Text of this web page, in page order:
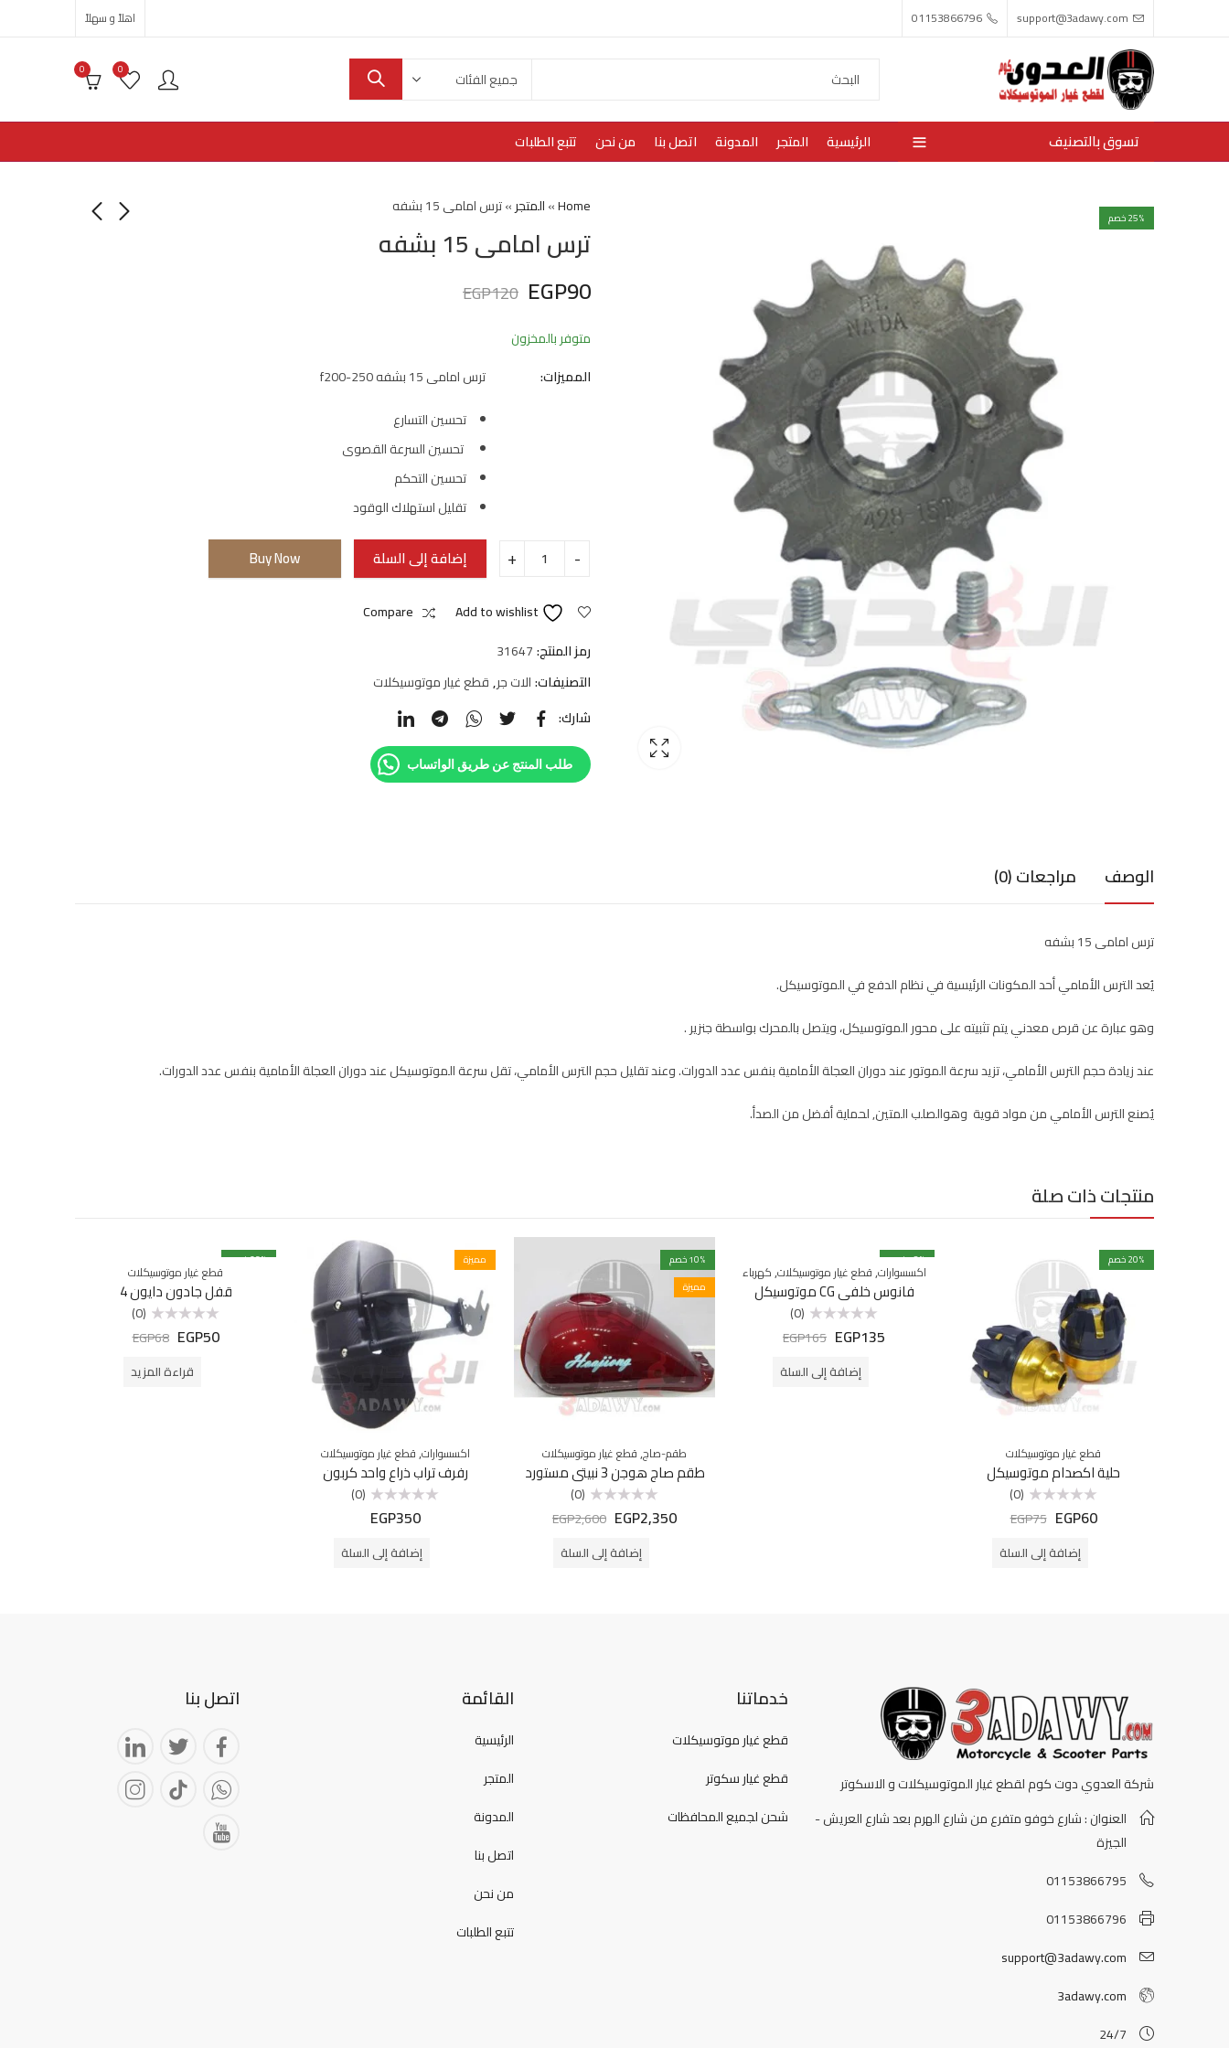
support@3adawy.com
01153866796 اهلاً و سهلاً
0
0
تسوق بالتصنيف الرئيسية المتجر المدونة اتصل بنا من نحن تتبع الطلبات
25% خصم
Home
»المتجر»ترس امامى 15 بشفه
ترس امامى 15 بشفه
EGP90
EGP120
متوفر بالمخزون
المميزات:
ترس امامى 15 بشفه f200-250
تحسين التسارع
تحسين السرعة القصوى
تحسين التحكم
تقليل استهلاك الوقود
إضافة إلى السلة Buy Now
Add to wishlist
Compare
رمز المنتج:31647
التصنيفات:الات جر,قطع غيار موتوسيكلات
شارك:
طلب المنتج عن طريق الواتساب
الوصف مراجعات (0)
ترس امامى 15 بشفه
يُعد الترس الأمامي أحد المكونات الرئيسية في نظام الدفع في الموتوسيكل.
وهو عبارة عن قرص معدني يتم تثبيته على محور الموتوسيكل، ويتصل بالمحرك بواسطة جنزير .
عند زيادة حجم الترس الأمامي، تزيد سرعة الموتور عند دوران العجلة الأمامية بنفس عدد الدورات. وعند تقليل حجم الترس الأمامي، تقل سرعة الموتوسيكل عند دوران العجلة الأمامية بنفس عدد الدورات.
يُصنع الترس الأمامي من مواد قوية وهوالصلب المتين, لحماية أفضل من الصدأ.
منتجات ذات صلة
20% خصم
قطع غيار موتوسيكلات
حلية اكصدام موتوسيكل
التقييم
(0)
EGP60
EGP75
إضافة إلى السلة
18% خصم
اكسسوارات,قطع غيار موتوسيكلات,كهرباء
فانوس خلفي CG موتوسيكل
التقييم
(0)
EGP135
EGP165
إضافة إلى السلة
10% خصم
مميزة
طقم-صاج,قطع غيار موتوسيكلات
طقم صاج هوجن 3 نبيتى مستورد
التقييم
(0)
EGP2,350
EGP2,600
إضافة إلى السلة
مميزة
اكسسوارات,قطع غيار موتوسيكلات
رفرف تراب ذراع واحد كربون
التقييم
(0)
EGP350
إضافة إلى السلة
26% خصم
غير متوفرة بالمخزون
قطع غيار موتوسيكلات
قفل جادون دايون 4
التقييم
(0)
EGP50
EGP68
قراءة المزيد
شركة العدوي دوت كوم لقطع غيار الموتوسيكلات و الاسكوتر
العنوان : شارع خوفو متفرع من شارع الهرم بعد شارع العريش -
الجيزة
01153866795
01153866796
support@3adawy.com
3adawy.com
24/7
خدماتنا
قطع غيار موتوسيكلات
قطع غيار سكوتر
شحن لجميع المحافظات
القائمة
الرئيسية
المتجر
المدونة
اتصل بنا
من نحن
تتبع الطلبات
اتصل بنا